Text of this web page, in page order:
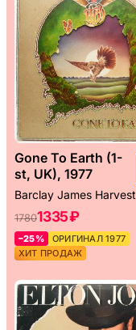
Gone To Earth (1-
st, UK), 1977
Barclay James Harvest
17801335 ₽
–25%
ОРИГИНАЛ 1977
ХИТ ПРОДАЖ